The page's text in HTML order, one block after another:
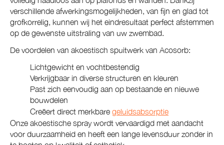
verschillende afwerkingsmogelijkheden, van fijn en glad tot
grofkorrelig, kunnen wij het eindresultaat perfect afstemmen
op de gewenste uitstraling van uw zwembad.
De voordelen van akoestisch spuitwerk van Acosorb:
Lichtgewicht en vochtbestendig
Verkrijgbaar in diverse structuren en kleuren
Past zich eenvoudig aan op bestaande en nieuwe
bouwdelen
Creëert direct merkbare geluidsabsorptie
Onze akoestische spray wordt vervaardigd met aandacht
voor duurzaamheid en heeft een lange levensduur zonder in